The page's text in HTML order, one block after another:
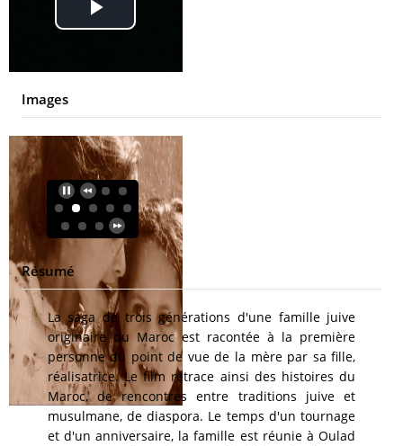
Play
Video
Images
Résumé
La saga de trois générations d'une famille juive
originaire du Maroc est racontée à la première
personne du point de vue de la mère par sa fille,
réalisatrice. Le film retrace ainsi des histoires du
Maroc, de rencontres entre traditions juive et
musulmane, de diaspora. Le temps d'un tournage
et d'un anniversaire, la famille est réunie à Oulad